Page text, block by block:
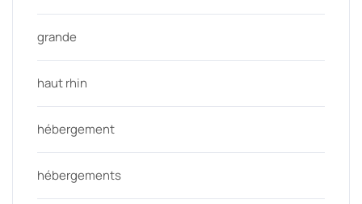
grande
haut rhin
hébergement
hébergements